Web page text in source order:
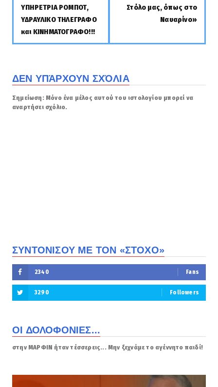
ΥΠΗΡΕΤΡΙΑ ΡΟΜΠΟΤ,
ΥΔΡΑΥΛΙΚΟ ΤΗΛΕΓΡΑΦΟ
και ΚΙΝΗΜΑΤΟΓΡΑΦΟ!!!
Στόλο μας, όπως στο
Ναυαρίνο»
ΔΕΝ ΥΠΆΡΧΟΥΝ ΣΧΌΛΙΑ
Σημείωση: Μόνο ένα μέλος αυτού του ιστολογίου μπορεί να
αναρτήσει σχόλιο.
ΣΥΝΤΟΝΙΣΟΥ ΜΕ ΤΟΝ «ΣΤΟΧΟ»
2340 Fans
3290 Followers
ΟΙ ΔΟΛΟΦΟΝΙΕΣ...
στην ΜΑΡΦΙΝ ήταν τέσσερεις... Μην ξεχνάμε το αγέννητο παιδί!